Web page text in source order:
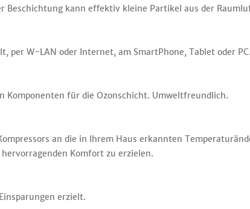
kann effektiv kleine Partikel aus der
per W-LAN oder Internet, am SmartPhone, Tablet oder PC.
für die Ozonschicht. Umweltfreundlich.
an die in Ihrem Haus erkannten
Komfort zu erzielen.
erzielt.